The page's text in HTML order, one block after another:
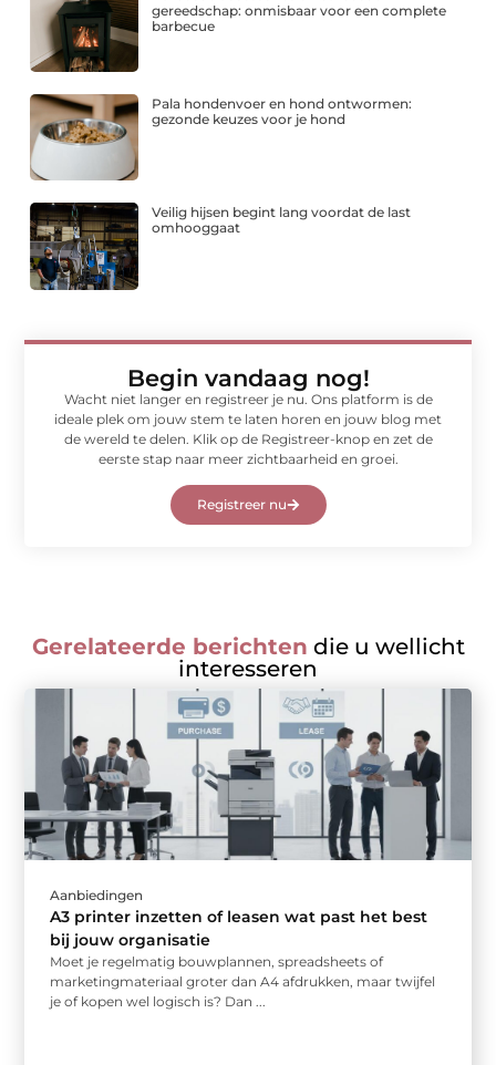
gereedschap: onmisbaar voor een complete
barbecue
Pala hondenvoer en hond ontwormen:
gezonde keuzes voor je hond
Veilig hijsen begint lang voordat de last
omhooggaat
Begin vandaag nog!
Wacht niet langer en registreer je nu. Ons platform is de
ideale plek om jouw stem te laten horen en jouw blog met
de wereld te delen. Klik op de Registreer-knop en zet de
eerste stap naar meer zichtbaarheid en groei.
Registreer nu
Gerelateerde berichten die u wellicht
interesseren
Aanbiedingen
A3 printer inzetten of leasen wat past het best
bij jouw organisatie
Moet je regelmatig bouwplannen, spreadsheets of
marketingmateriaal groter dan A4 afdrukken, maar twijfel
je of kopen wel logisch is? Dan ...